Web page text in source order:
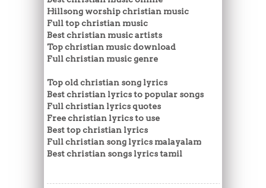
Hillsong worship christian music
Full top christian music
Best christian music artists
Top christian music download
Full christian music genre
Top old christian song lyrics
Best christian lyrics to popular songs
Full christian lyrics quotes
Free christian lyrics to use
Best top christian lyrics
Full christian song lyrics malayalam
Best christian songs lyrics tamil